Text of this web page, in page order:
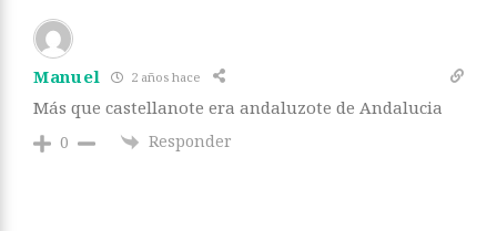
Manuel 2 años hace
Más que castellanote era andaluzote de Andalucia
0 Responder